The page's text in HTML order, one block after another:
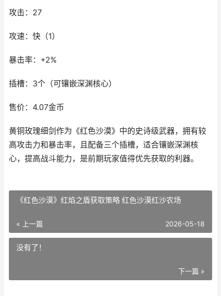
攻击：27
攻速：快（1）
暴击率：+2%
插槽：3个（可镶嵌深渊核心）
售价：4.07金币
黄铜玫瑰细剑作为《红色沙漠》中的史诗级武器，拥有较
高攻击力和暴击率，且配备三个插槽，适合镶嵌深渊核
心，提高战斗能力，是前期玩家值得优先获取的利器。
《红色沙漠》红焰之盾获取策略 红色沙漠红沙农场
« 上一篇 2026-05-18
没有了！
下一篇 »